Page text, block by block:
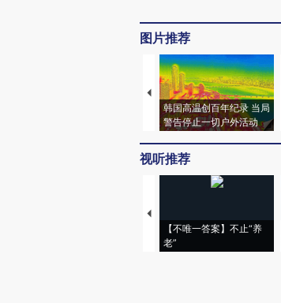
图片推荐
韩国高温创百年纪录 当局
警告停止一切户外活动
视听推荐
【不唯一答案】不止“养
老”